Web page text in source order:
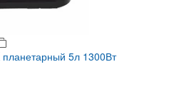
5л 1300Вт